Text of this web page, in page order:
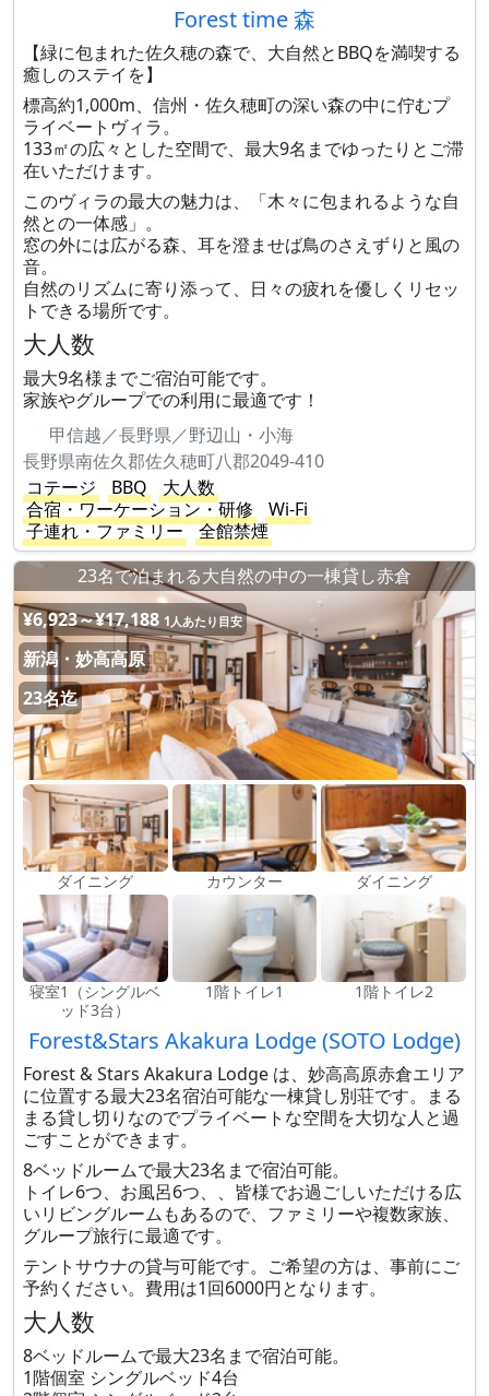
Forest time 森
【緑に包まれた佐久穂の森で、大自然とBBQを満喫する
癒しのステイを】
標高約1,000m、信州・佐久穂町の深い森の中に佇むプ
ライベートヴィラ。
133㎡の広々とした空間で、最大9名までゆったりとご滞
在いただけます。
このヴィラの最大の魅力は、「木々に包まれるような自
然との一体感」。
窓の外には広がる森、耳を澄ませば鳥のさえずりと風の
音。
自然のリズムに寄り添って、日々の疲れを優しくリセッ
トできる場所です。
大人数
最大9名様までご宿泊可能です。
家族やグループでの利用に最適です！
甲信越／長野県／野辺山・小海
長野県南佐久郡佐久穂町八郡2049-410
コテージ
BBQ
大人数
合宿・ワーケーション・研修
Wi-Fi
子連れ・ファミリー
全館禁煙
23名で泊まれる大自然の中の一棟貸し赤倉
¥6,923～¥17,188 1人あたり目安
新潟・妙高高原
23名迄
ダイニング カウンター ダイニング
寝室1（シングルベ
ッド3台）
1階トイレ1 1階トイレ2
Forest&Stars Akakura Lodge (SOTO Lodge)
Forest & Stars Akakura Lodge は、妙高高原赤倉エリア
に位置する最大23名宿泊可能な一棟貸し別荘です。まる
まる貸し切りなのでプライベートな空間を大切な人と過
ごすことができます。
8ベッドルームで最大23名まで宿泊可能。
トイレ6つ、お風呂6つ、、皆様でお過ごしいただける広
いリビングルームもあるので、ファミリーや複数家族、
グループ旅行に最適です。
テントサウナの貸与可能です。ご希望の方は、事前にご
予約ください。費用は1回6000円となります。
大人数
8ベッドルームで最大23名まで宿泊可能。
1階個室 シングルベッド4台